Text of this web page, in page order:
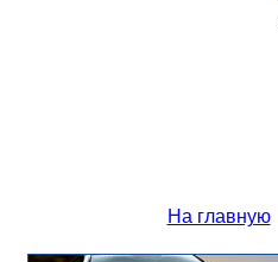
На главную